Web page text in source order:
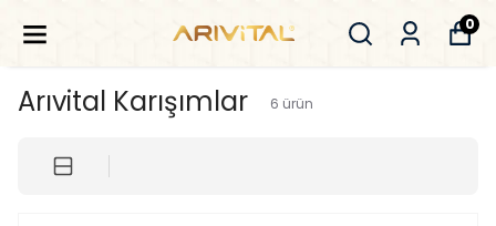
0
Arıvital Karışımlar 6 ürün